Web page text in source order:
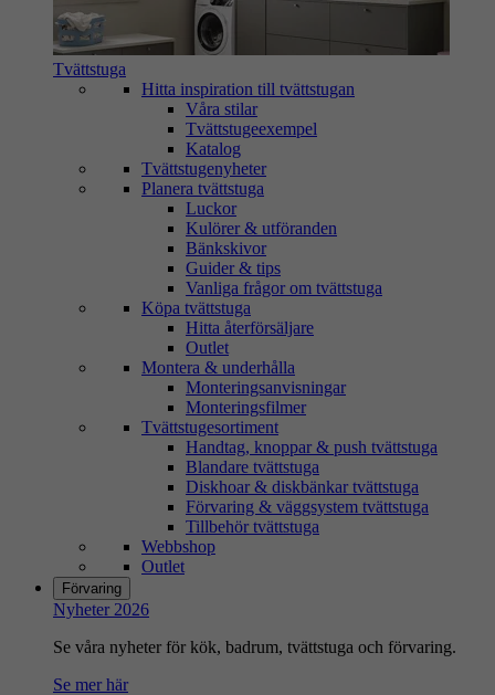
Tvättstuga
Hitta inspiration till tvättstugan
Våra stilar
Tvättstugeexempel
Katalog
Tvättstugenyheter
Planera tvättstuga
Luckor
Kulörer & utföranden
Bänkskivor
Guider & tips
Vanliga frågor om tvättstuga
Köpa tvättstuga
Hitta återförsäljare
Outlet
Montera & underhålla
Monteringsanvisningar
Monteringsfilmer
Tvättstugesortiment
Handtag, knoppar & push tvättstuga
Blandare tvättstuga
Diskhoar & diskbänkar tvättstuga
Förvaring & väggsystem tvättstuga
Tillbehör tvättstuga
Webbshop
Outlet
Förvaring
Nyheter 2026
Se våra nyheter för kök, badrum, tvättstuga och förvaring.
Se mer här